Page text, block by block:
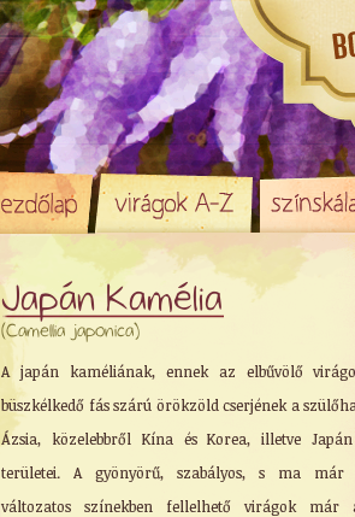
Japán Kamélia
(Camellia japonica)
A japán kaméliának, ennek az elbűvölő
büszkélkedő fás szárú örökzöld cserjének a
Ázsia, közelebbről Kína és Korea, illetve
területei. A gyönyörű, szabályos, s ma már
változatos színekben fellelhető virágok már